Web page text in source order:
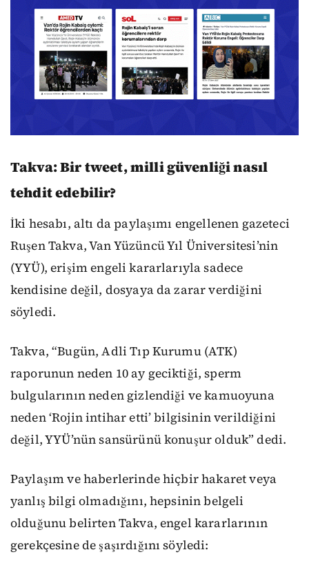
Takva: Bir tweet, milli güvenliği nasıl
tehdit edebilir?
İki hesabı, altı da paylaşımı engellenen gazeteci
Ruşen Takva, Van Yüzüncü Yıl Üniversitesi’nin
(YYÜ), erişim engeli kararlarıyla sadece
kendisine değil, dosyaya da zarar verdiğini
söyledi.
Takva, “Bugün, Adli Tıp Kurumu (ATK)
raporunun neden 10 ay geciktiği, sperm
bulgularının neden gizlendiği ve kamuoyuna
neden ‘Rojin intihar etti’ bilgisinin verildiğini
değil, YYÜ’nün sansürünü konuşur olduk” dedi.
Paylaşım ve haberlerinde hiçbir hakaret veya
yanlış bilgi olmadığını, hepsinin belgeli
olduğunu belirten Takva, engel kararlarının
gerekçesine de şaşırdığını söyledi: